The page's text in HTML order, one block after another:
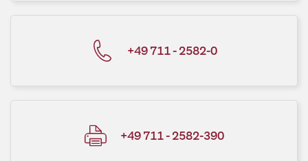
+49 711 - 2582-0
+49 711 - 2582-390